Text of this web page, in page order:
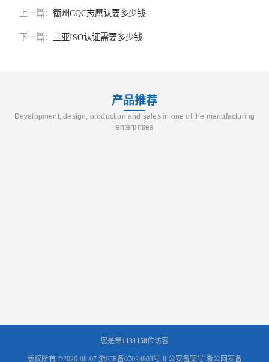
上一篇： 衢州CQC志愿认要多少钱
下一篇： 三亚ISO认证需要多少钱
产品推荐
Development, design, production and sales in one of the manufacturing
enterprises
您是第1131158位访客
版权所有 ©2026-08-07 浙ICP备07024803号-8 公安备案号 浙公网安备